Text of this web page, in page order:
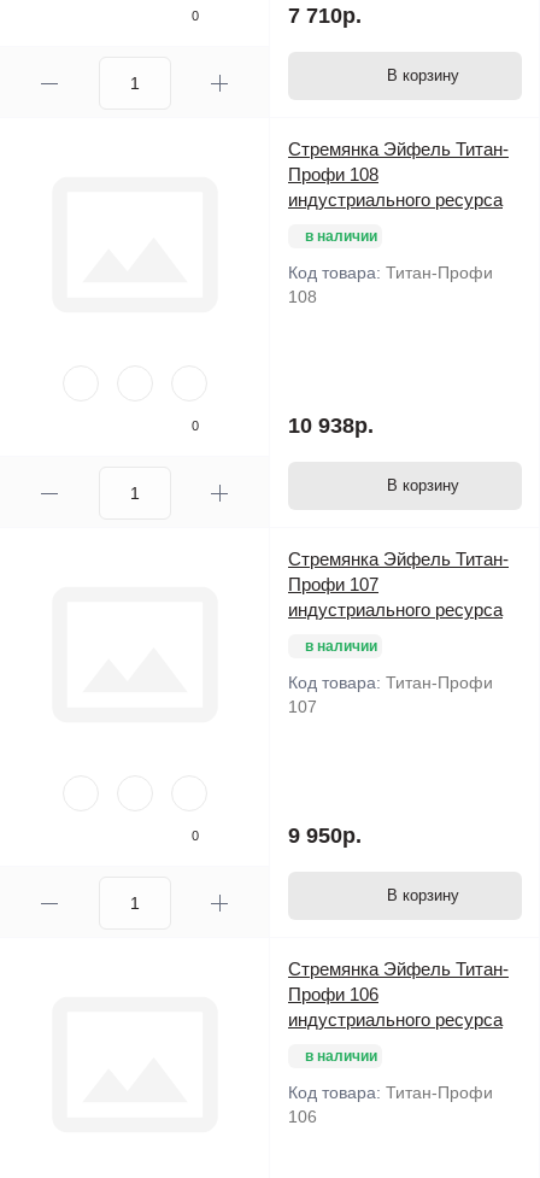
0 7 710р.
В корзину
0
Стремянка Эйфель Титан-
Профи 108
индустриального ресурса
в наличии
Код товара: Титан-Профи
108
10 938р.
В корзину
0
Стремянка Эйфель Титан-
Профи 107
индустриального ресурса
в наличии
Код товара: Титан-Профи
107
9 950р.
В корзину
Стремянка Эйфель Титан-
Профи 106
индустриального ресурса
в наличии
Код товара: Титан-Профи
106